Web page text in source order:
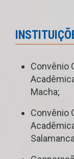
Convênio
Macha;
Convênio